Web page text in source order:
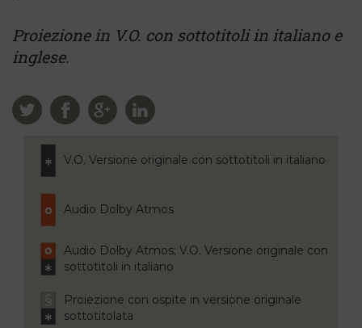
Proiezione in V.O. con sottotitoli in italiano e
inglese.
V.O. Versione originale con sottotitoli in italiano
Audio Dolby Atmos
Audio Dolby Atmos; V.O. Versione originale con
sottotitoli in italiano
Proiezione con ospite in versione originale
sottotitolata